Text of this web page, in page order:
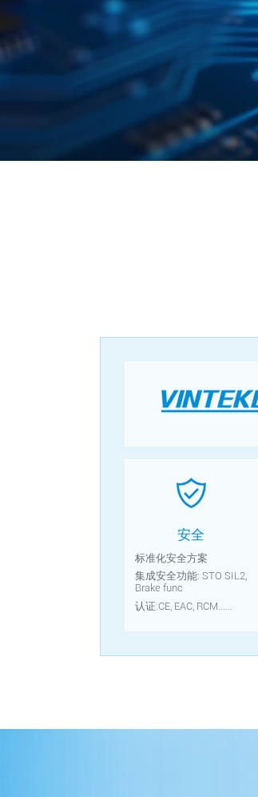
安全
标准化安全方案
集成安全功能: STO SIL2,
Brake func
认证:CE, EAC, RCM......